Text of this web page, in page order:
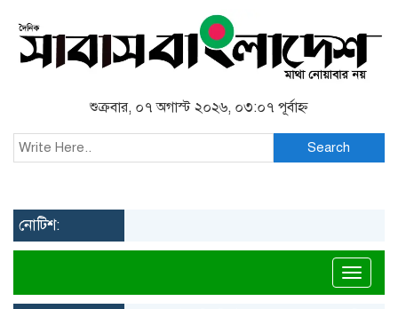
শুক্রবার, ০৭ অগাস্ট ২০২৬, ০৩:০৭ পূর্বাহ্ন
Search
নোটিশ: